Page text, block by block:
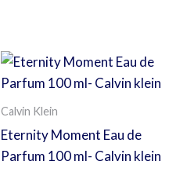
Calvin Klein
Eternity Moment Eau de
Parfum 100 ml- Calvin klein